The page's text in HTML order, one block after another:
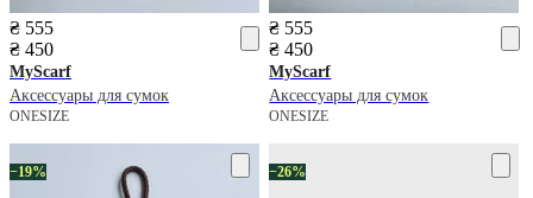
₴ 555
₴ 450
MyScarf
Аксессуары для сумок
ONESIZE
₴ 555
₴ 450
MyScarf
Аксессуары для сумок
ONESIZE
−19% −26%